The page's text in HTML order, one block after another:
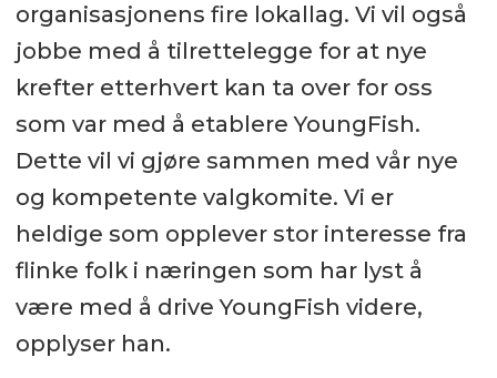
organisasjonens fire lokallag. Vi vil også
jobbe med å tilrettelegge for at nye
krefter etterhvert kan ta over for oss
som var med å etablere YoungFish.
Dette vil vi gjøre sammen med vår nye
og kompetente valgkomite. Vi er
heldige som opplever stor interesse fra
flinke folk i næringen som har lyst å
være med å drive YoungFish videre,
opplyser han.